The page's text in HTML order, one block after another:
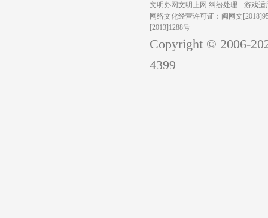
文明办网文明上网 纠纷处理
游戏适
网络文化经营许可证：闽网文
[2013]1288号
Copyright © 2006-
4399